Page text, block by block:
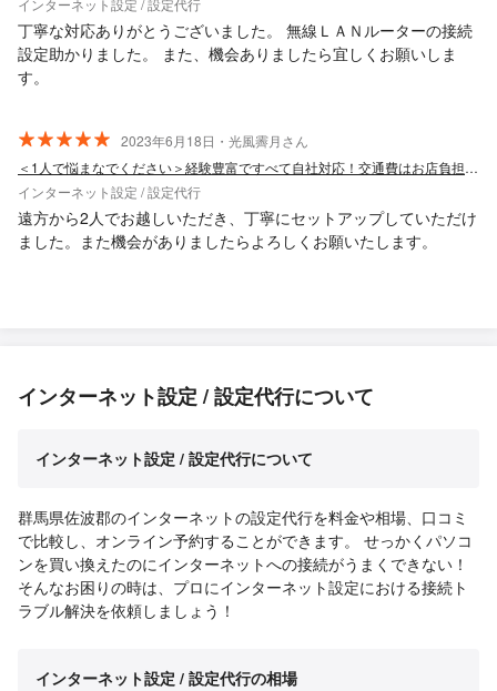
インターネット設定 / 設定代行
丁寧な対応ありがとうございました。 無線ＬＡＮルーターの接続
設定助かりました。 また、機会ありましたら宜しくお願いしま
す。
2023年6月18日・光風霽月さん
＜1人で悩まなでください＞経験豊富ですべて自社対応！交通費はお店負担です♪
インターネット設定 / 設定代行
遠方から2人でお越しいただき、丁寧にセットアップしていただけ
ました。また機会がありましたらよろしくお願いたします。
インターネット設定 / 設定代行について
インターネット設定 / 設定代行について
群馬県佐波郡のインターネットの設定代行を料金や相場、口コミ
で比較し、オンライン予約することができます。 せっかくパソコ
ンを買い換えたのにインターネットへの接続がうまくできない！
そんなお困りの時は、プロにインターネット設定における接続ト
ラブル解決を依頼しましょう！
インターネット設定 / 設定代行の相場